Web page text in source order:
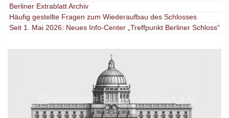
Berliner Extrablatt Archiv
Häufig gestellte Fragen zum Wiederaufbau des Schlosses
Seit 1. Mai 2026: Neues Info-Center „Treffpunkt Berliner Schloss“